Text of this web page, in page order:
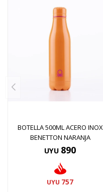
BOTELLA 500ML ACERO INOX
BENETTON NARANJA
UYU 890
UYU 757